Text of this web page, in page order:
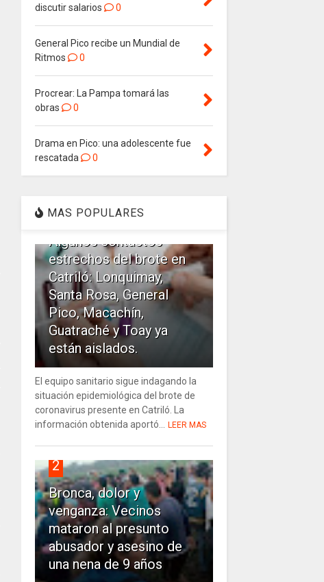
discutir salarios
0
General Pico recibe un Mundial de
Ritmos
0
Procrear: La Pampa tomará las
obras
0
Drama en Pico: una adolescente fue
rescatada
0
MAS POPULARES
1
Algunos contactos
estrechos del brote en
Catriló: Lonquimay,
Santa Rosa, General
Pico, Macachín,
Guatraché y Toay ya
están aislados.
El equipo sanitario sigue indagando la
situación epidemiológica del brote de
coronavirus presente en Catriló. La
información obtenida aportó... LEER MAS
2
Bronca, dolor y
venganza: Vecinos
mataron al presunto
abusador y asesino de
una nena de 9 años